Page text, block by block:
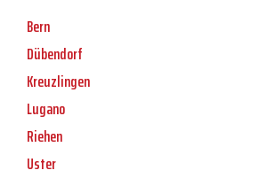
Bern
Dübendorf
Kreuzlingen
Lugano
Riehen
Uster